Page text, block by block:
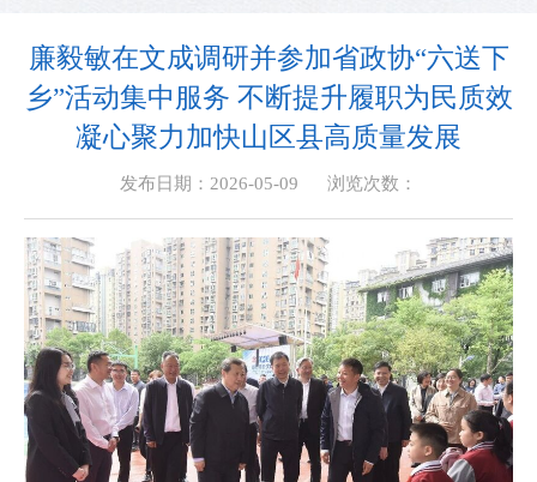
廉毅敏在文成调研并参加省政协“六送下
乡”活动集中服务 不断提升履职为民质效
凝心聚力加快山区县高质量发展
发布日期：2026-05-09 浏览次数：